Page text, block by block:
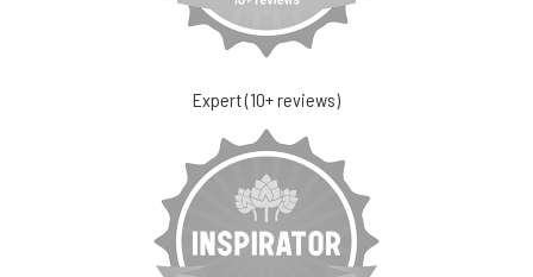
Expert (10+ reviews)